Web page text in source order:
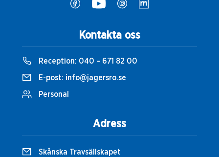
Kontakta oss
Reception: 040 – 671 82 00
E-post: info@jagersro.se
Personal
Adress
Skånska Travsällskapet